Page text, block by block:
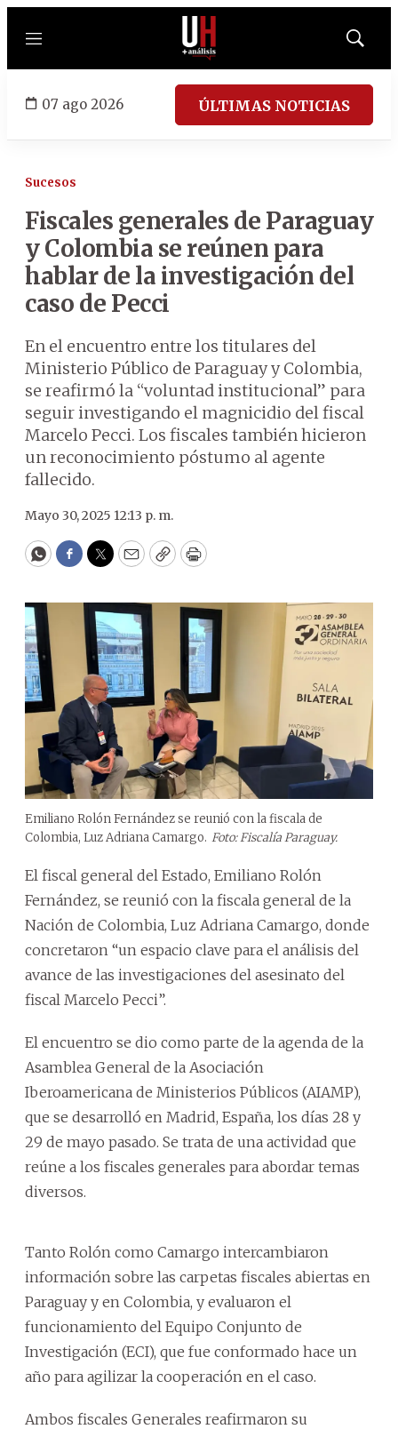
Menú
Mostrar
07 ago 2026 ÚLTIMAS NOTICIAS
Sucesos
Fiscales generales de Paraguay
y Colombia se reúnen para
hablar de la investigación del
caso de Pecci
En el encuentro entre los titulares del
Ministerio Público de Paraguay y Colombia,
se reafirmó la “voluntad institucional” para
seguir investigando el magnicidio del fiscal
Marcelo Pecci. Los fiscales también hicieron
un reconocimiento póstumo al agente
fallecido.
Mayo 30, 2025 12:13 p. m.
WhatsApp
Facebook
Twitter
EmailCopyPrint
Emiliano Rolón Fernández se reunió con la fiscala de
Colombia, Luz Adriana Camargo. Foto: Fiscalía Paraguay.
El fiscal general del Estado, Emiliano Rolón
Fernández, se reunió con la fiscala general de la
Nación de Colombia, Luz Adriana Camargo, donde
concretaron “un espacio clave para el análisis del
avance de las investigaciones del asesinato del
fiscal Marcelo Pecci”.
El encuentro se dio como parte de la agenda de la
Asamblea General de la Asociación
Iberoamericana de Ministerios Públicos (AIAMP),
que se desarrolló en Madrid, España, los días 28 y
29 de mayo pasado. Se trata de una actividad que
reúne a los fiscales generales para abordar temas
diversos.
Tanto Rolón como Camargo intercambiaron
información sobre las carpetas fiscales abiertas en
Paraguay y en Colombia, y evaluaron el
funcionamiento del Equipo Conjunto de
Investigación (ECI), que fue conformado hace un
año para agilizar la cooperación en el caso.
Ambos fiscales Generales reafirmaron su